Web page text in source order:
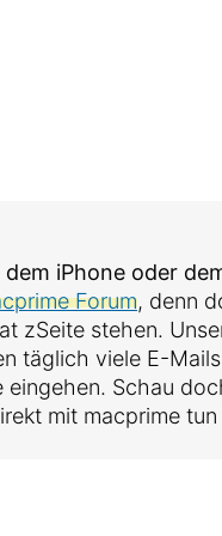
iPhone oder
Forum, denn
zSeite stehen.
täglich viele E-
Schau
mit macprime tun